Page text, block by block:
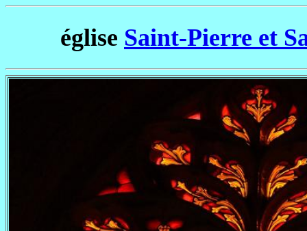
église Saint-Pierre et